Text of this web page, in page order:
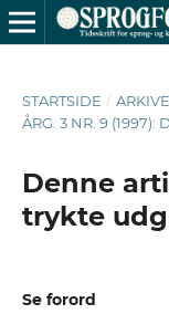
STARTSIDE /
ÅRG. 3 NR. 9 (1997):
Denne
trykte
Se forord